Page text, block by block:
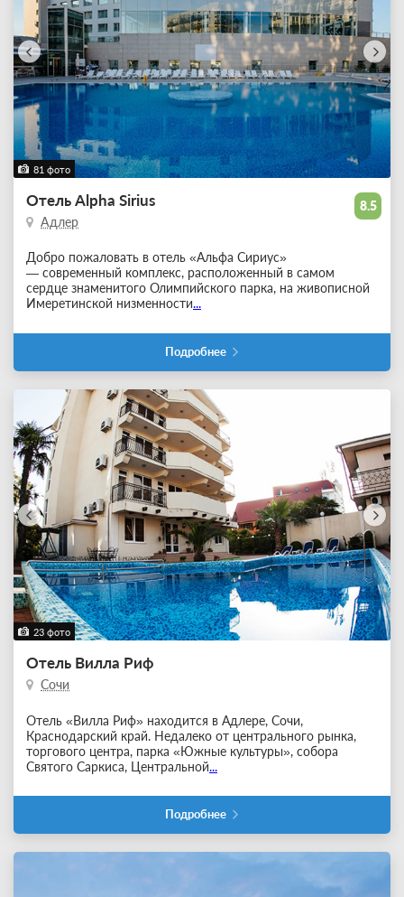
81 фото
8.5
Отель Alpha Sirius
Адлер
Добро пожаловать в отель «Альфа Сириус»
— современный комплекс, расположенный в самом
сердце знаменитого Олимпийского парка, на живописной
Имеретинской низменности...
Подробнее
23 фото
Отель Вилла Риф
Сочи
Отель «Вилла Риф» находится в Адлере, Сочи,
Краснодарский край. Недалеко от центрального рынка,
торгового центра, парка «Южные культуры», собора
Святого Саркиса, Центральной...
Подробнее